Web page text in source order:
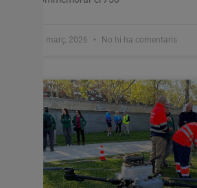
26 març, 2026 No hi ha comentaris